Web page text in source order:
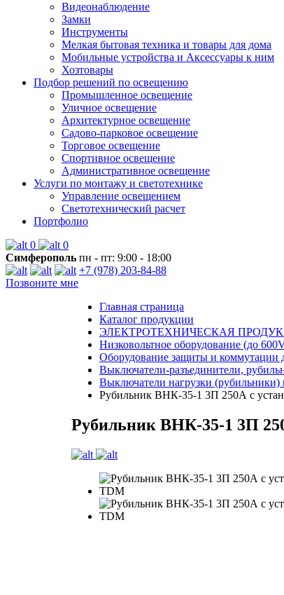
Видеонаблюдение
Замки
Инструменты
Мелкая бытовая техника и товары для дома
Мобильные устройства и Аксессуары к ним
Хозтовары
Подбор решений по освещению
Промышленное освещение
Уличное освещение
Архитектурное освещение
Садово-парковое освещение
Торговое освещение
Спортивное освещение
Административное освещение
Услуги по монтажу и светотехнике
Управление освещением
Светотехнический расчет
Портфолио
0
0
Симферополь пн - пт: 9:00 - 18:00
+7 (978) 203-84-88
Позвоните мне
Главная страница
Каталог продукции
ЭЛЕКТРОТЕХНИЧЕСКАЯ
Низковольтное оборудование (до
Оборудование защиты и коммутации
Выключатели-разъединители,
Выключатели нагрузки
Рубильник ВНК-35-1 3П 250А с
Рубильник ВНК-35-1 3П